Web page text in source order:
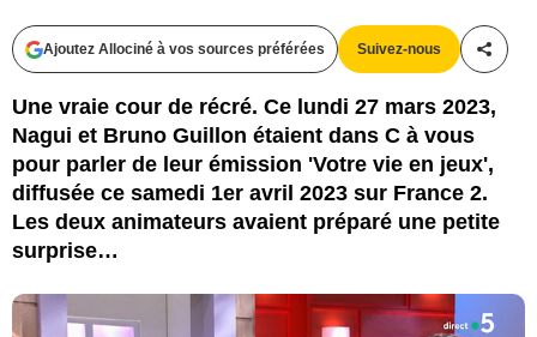
Ajoutez Allociné à vos sources préférées Suivez-nous
Une vraie cour de récré. Ce lundi 27 mars 2023,
Nagui et Bruno Guillon étaient dans C à vous
pour parler de leur émission 'Votre vie en jeux',
diffusée ce samedi 1er avril 2023 sur France 2.
Les deux animateurs avaient préparé une petite
surprise…